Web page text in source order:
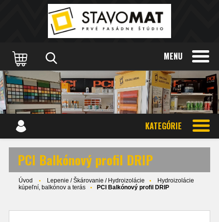
MENU
KATEGÓRIE
PCI Balkónový profil DRIP
Úvod Lepenie / Škárovanie / Hydroizolácie
Hydroizolácie
kúpeľní, balkónov a terás
PCI Balkónový profil DRIP